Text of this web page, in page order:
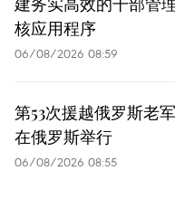
核应用程序
06/08/2026 08:59
第53次援越俄罗斯老
在俄罗斯举行
06/08/2026 08:55